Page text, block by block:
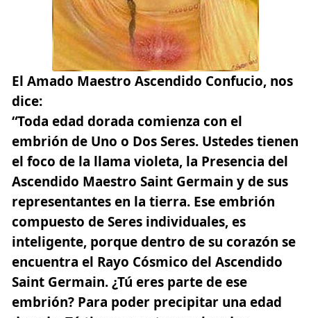
El Amado Maestro Ascendido Confucio, nos
dice:
“Toda edad dorada comienza con el
embrión de Uno o Dos Seres. Ustedes tienen
el foco de la llama violeta, la Presencia del
Ascendido Maestro Saint Germain y de sus
representantes en la tierra. Ese embrión
compuesto de Seres individuales, es
inteligente, porque dentro de su corazón se
encuentra el Rayo Cósmico del Ascendido
Saint Germain. ¿Tú eres parte de ese
embrión? Para poder precipitar una edad